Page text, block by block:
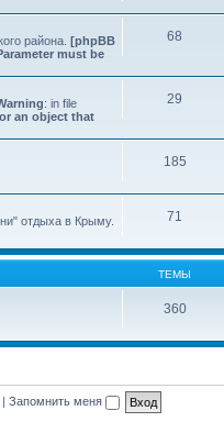
района. [phpBB
must be
68
: in file
an object that
29
185
отдыха в Крыму.
71
ТЕМЫ
360
| Запомнить меня